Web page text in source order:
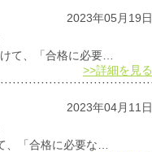
2023年05月19日
て、「合格に必要…
>>詳細を見る
2023年04月11日
、「合格に必要な…